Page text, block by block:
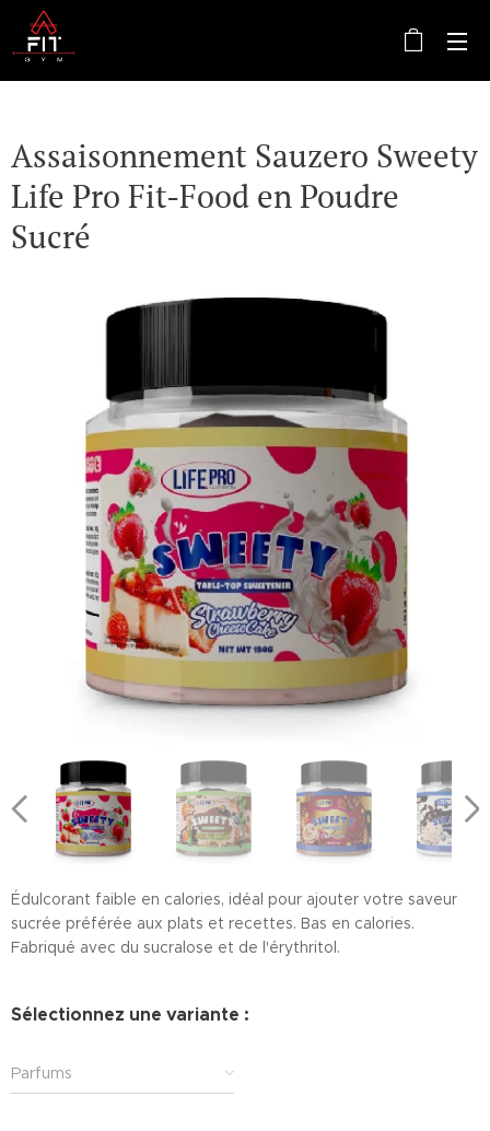
Assaisonnement Sauzero Sweety
Life Pro Fit-Food en Poudre
Sucré
Édulcorant faible en calories, idéal pour ajouter votre saveur
sucrée préférée aux plats et recettes. Bas en calories.
Fabriqué avec du sucralose et de l'érythritol.
Sélectionnez une variante :
Parfums